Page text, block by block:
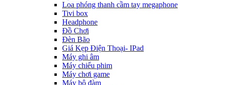
Loa phóng thanh cầm tay megaphone
Tivi box
Headphone
Đồ Chơi
Đèn Bão
Giá Kẹp Điện Thoại- IPad
Máy ghi âm
Máy chiếu phim
Máy chơi game
Máy bộ đàm